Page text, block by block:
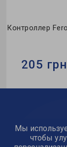
Контроллер
205 грн
0,5
Мы
чтобы